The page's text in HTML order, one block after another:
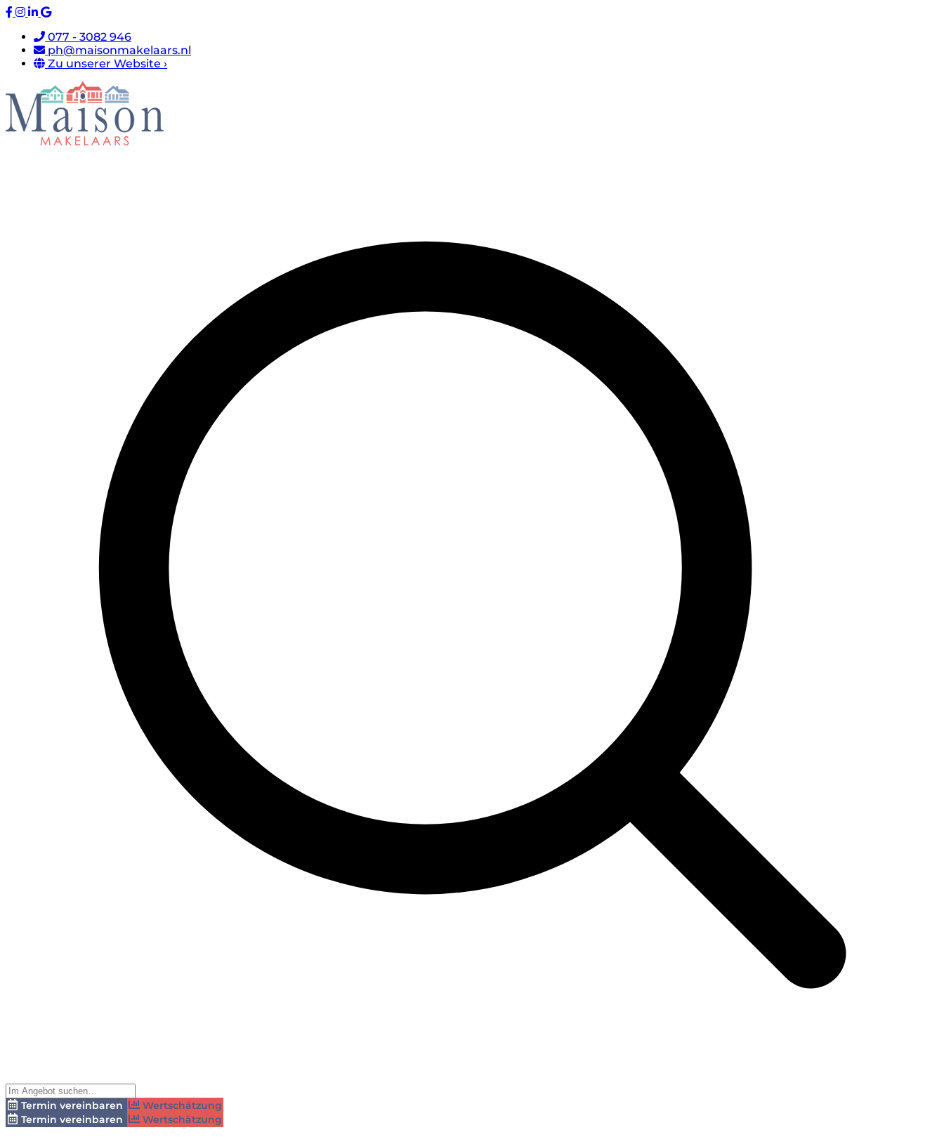
077 - 3082 946
ph@maisonmakelaars.nl
Zu unserer Website ›
Termin vereinbaren
Wertschätzung
Termin vereinbaren
Wertschätzung